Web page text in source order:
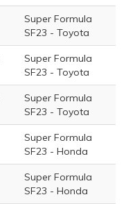
Super Formula
SF23 - Toyota
Super Formula
SF23 - Toyota
Super Formula
SF23 - Toyota
Super Formula
SF23 - Honda
Super Formula
SF23 - Honda